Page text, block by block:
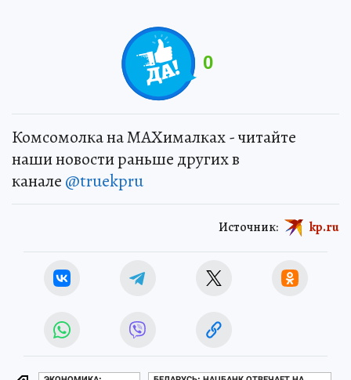
0
Комсомолка на MAXималках - читайте
наши новости раньше других в
канале @truekpru
Источник: kp.ru